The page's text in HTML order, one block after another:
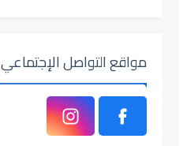
مواقع التواصل الإجتماعي